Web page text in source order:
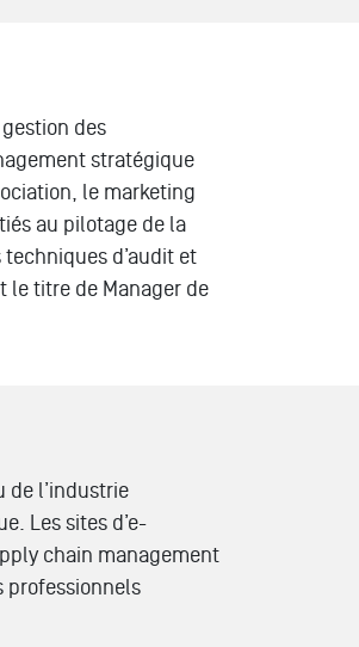
des
stratégique
le marketing
au pilotage de la
d’audit et
le titre de Manager de
de l’industrie
Les sites d’e-
chain management
professionnels